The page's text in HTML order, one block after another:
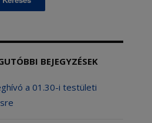
BEJEGYZÉSEK
a 01.30-i testületi